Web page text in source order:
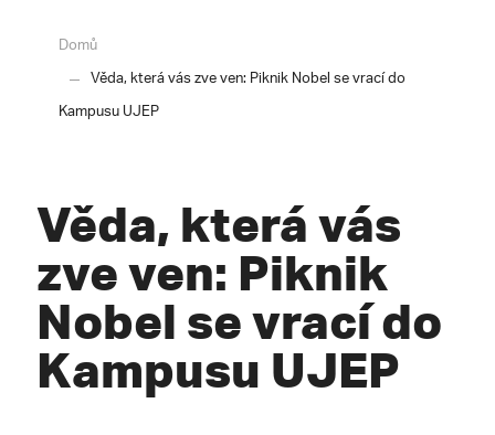
Domů
Věda, která vás zve ven: Piknik Nobel se vrací do
Kampusu UJEP
Věda, která vás
zve ven: Piknik
Nobel se vrací do
Kampusu UJEP